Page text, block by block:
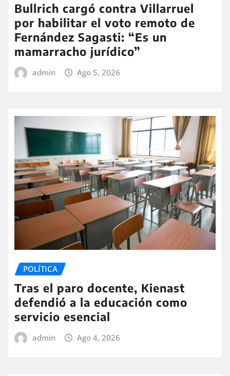
Bullrich cargó contra Villarruel
por habilitar el voto remoto de
Fernández Sagasti: “Es un
mamarracho jurídico”
admin Ago 5, 2026
POLÍTICA
Tras el paro docente, Kienast
defendió a la educación como
servicio esencial
admin Ago 4, 2026